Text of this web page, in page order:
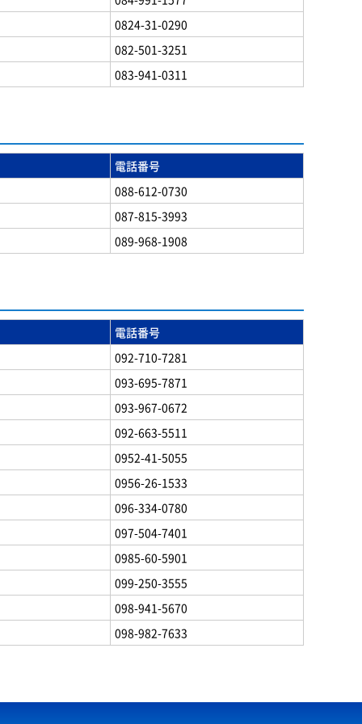
0824-31-0290
082-501-3251
083-941-0311
電話番号
088-612-0730
087-815-3993
089-968-1908
電話番号
092-710-7281
093-695-7871
093-967-0672
092-663-5511
0952-41-5055
0956-26-1533
096-334-0780
097-504-7401
0985-60-5901
099-250-3555
098-941-5670
098-982-7633